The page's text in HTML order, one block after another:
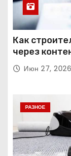
Как
через
Июн 27, 2026
РАЗНОЕ